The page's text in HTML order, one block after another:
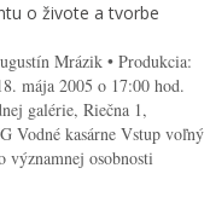
o živote a tvorbe
Mrázik • Produkcia:
mája 2005 o 17:00 hod.
galérie, Riečna 1,
Vodné kasárne Vstup voľný
významnej osobnosti
Ernestovi Zmetákovi